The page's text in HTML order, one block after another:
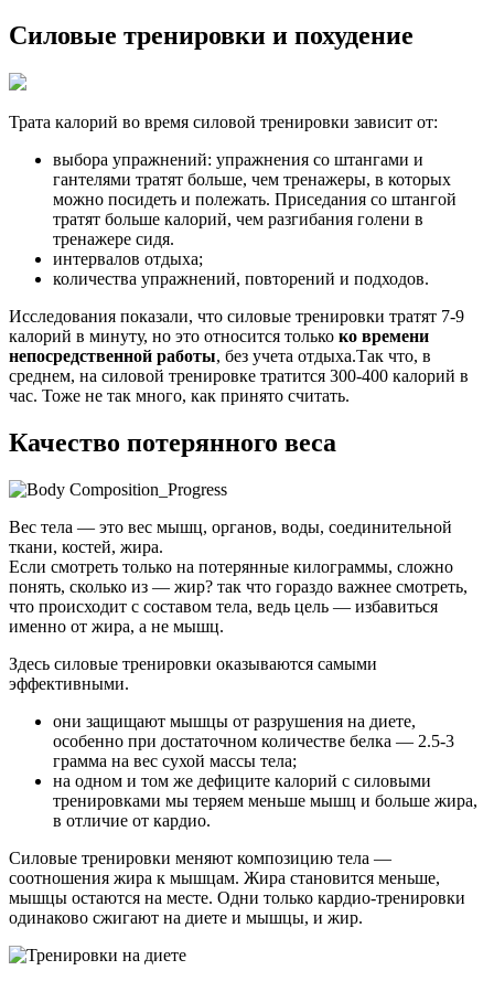
Силовые тренировки и похудение
Трата калорий во время силовой тренировки зависит от:
выбора упражнений: упражнения со штангами и
гантелями тратят больше, чем тренажеры, в которых
можно посидеть и полежать. Приседания со штангой
тратят больше калорий, чем разгибания голени в
тренажере сидя.
интервалов отдыха;
количества упражнений, повторений и подходов.
Исследования показали, что силовые тренировки тратят 7-9
калорий в минуту, но это относится только ко времени
непосредственной работы, без учета отдыха.Так что, в
среднем, на силовой тренировке тратится 300-400 калорий в
час. Тоже не так много, как принято считать.
Качество потерянного веса
Вес тела — это вес мышц, органов, воды, соединительной
ткани, костей, жира.
Если смотреть только на потерянные килограммы, сложно
понять, сколько из — жир? так что гораздо важнее смотреть,
что происходит с составом тела, ведь цель — избавиться
именно от жира, а не мышц.
Здесь силовые тренировки оказываются самыми
эффективными.
они защищают мышцы от разрушения на диете,
особенно при достаточном количестве белка — 2.5-3
грамма на вес сухой массы тела;
на одном и том же дефиците калорий с силовыми
тренировками мы теряем меньше мышц и больше жира,
в отличие от кардио.
Силовые тренировки меняют композицию тела —
соотношения жира к мышцам. Жира становится меньше,
мышцы остаются на месте. Одни только кардио-тренировки
одинаково сжигают на диете и мышцы, и жир.